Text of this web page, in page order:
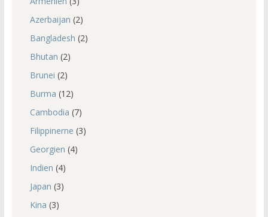
Azerbaijan (2)
Bangladesh (2)
Bhutan (2)
Brunei (2)
Burma (12)
Cambodia (7)
Filippinerne (3)
Georgien (4)
Indien (4)
Japan (3)
Kina (3)